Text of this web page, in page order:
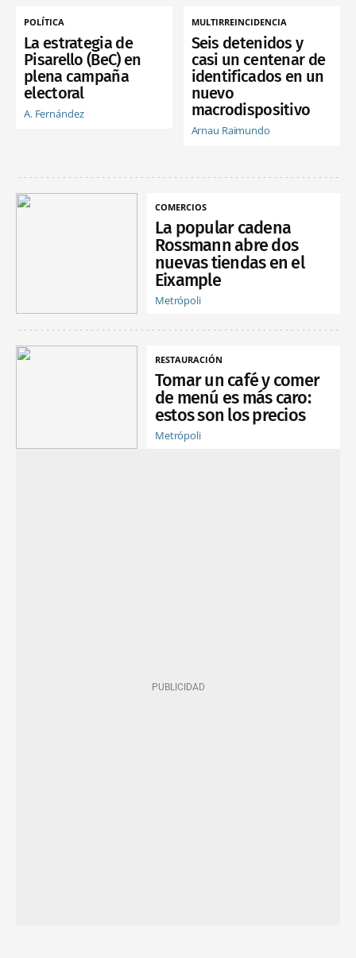
POLÍTICA
La estrategia de
Pisarello (BeC) en
plena campaña
electoral
A. Fernández
MULTIRREINCIDENCIA
Seis detenidos y
casi un centenar de
identificados en un
nuevo
macrodispositivo
Arnau Raimundo
COMERCIOS
La popular cadena
Rossmann abre dos
nuevas tiendas en el
Eixample
Metrópoli
RESTAURACIÓN
Tomar un café y comer
de menú es más caro:
estos son los precios
Metrópoli